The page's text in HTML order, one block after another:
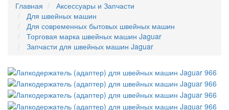
Главная
Аксессуары и Запчасти
Для швейных машин
Для современных бытовых швейных машин
Торговая марка швейных машин Jaguar
Запчасти для швейных машин Jaguar